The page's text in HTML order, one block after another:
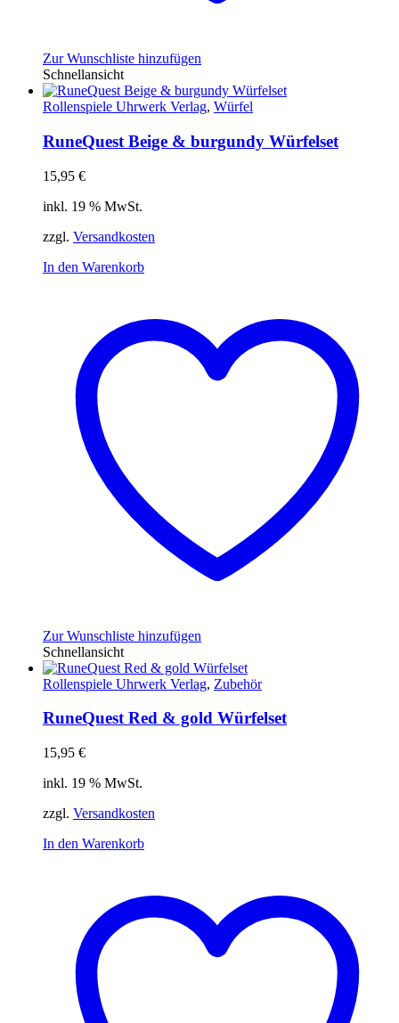
Zur Wunschliste hinzufügen
Schnellansicht
Rollenspiele Uhrwerk Verlag, Würfel
RuneQuest Beige & burgundy Würfelset
15,95 €
inkl. 19 % MwSt.
zzgl. Versandkosten
In den Warenkorb
Zur Wunschliste hinzufügen
Schnellansicht
Rollenspiele Uhrwerk Verlag, Zubehör
RuneQuest Red & gold Würfelset
15,95 €
inkl. 19 % MwSt.
zzgl. Versandkosten
In den Warenkorb